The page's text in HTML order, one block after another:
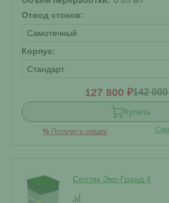
Отвод стоков:
Самотечный
Корпус:
Стандарт
127 800 ₽142
Купить
% Получить скидку
Септик Эко-Гранд 4